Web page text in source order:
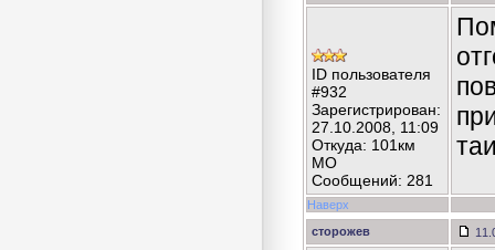
ID пользователя
#932
Зарегистрирован:
27.10.2008, 11:09
Откуда: 101км
MO
Сообщений: 281
Наверх
сторожев